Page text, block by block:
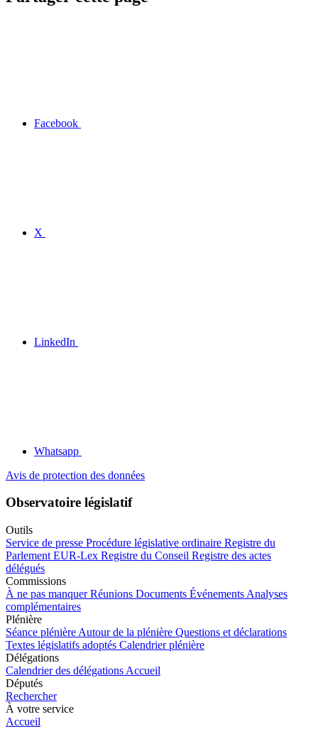
Facebook
X
LinkedIn
Whatsapp
Avis de protection des données
Observatoire législatif
Outils
Service de presse Procédure législative ordinaire Registre du
Parlement EUR-Lex Registre du Conseil Registre des actes
délégués
Commissions
À ne pas manquer Réunions Documents Événements Analyses
complémentaires
Plénière
Séance plénière Autour de la plénière Questions et déclarations
Textes législatifs adoptés Calendrier plénière
Délégations
Calendrier des délégations Accueil
Députés
Rechercher
À votre service
Accueil